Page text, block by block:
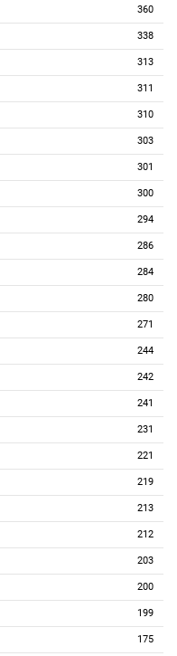
360
338
313
311
310
303
301
300
294
286
284
280
271
244
242
241
231
221
219
213
212
203
200
199
175